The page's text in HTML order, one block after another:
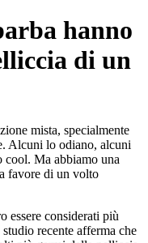
hanno
di un
mista, specialmente
Alcuni lo odiano, alcuni
cool. Ma abbiamo una
favore di un volto
essere considerati più
recente afferma che